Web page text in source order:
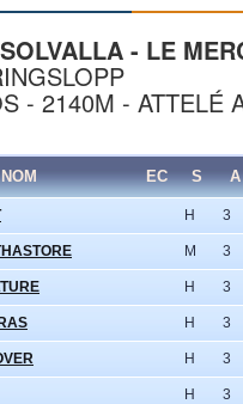
- LE
- 2140M - ATTELÉ
NOM EC S A
H 3
M 3
H 3
H 3
H 3
H 3